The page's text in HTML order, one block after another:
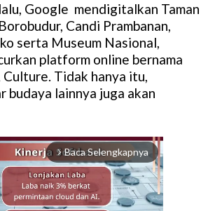
Google mendigitalkan Taman
Candi Prambanan,
serta Museum Nasional,
platform online bernama
Tidak hanya itu,
budaya lainnya juga akan
arrow_forward_ios Baca Selengkapnya